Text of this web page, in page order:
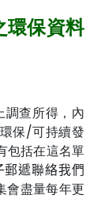
環保資料
查所得，內
保/可持續發
包括在這名單
郵遞聯絡我們
會盡量每年更